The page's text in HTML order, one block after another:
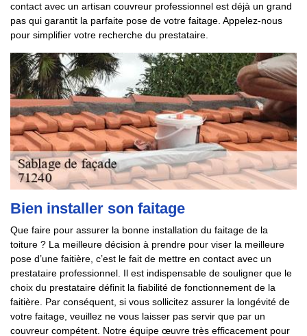
contact avec un artisan couvreur professionnel est déjà un grand
pas qui garantit la parfaite pose de votre faitage. Appelez-nous
pour simplifier votre recherche du prestataire.
Bien installer son faitage
Que faire pour assurer la bonne installation du faitage de la
toiture ? La meilleure décision à prendre pour viser la meilleure
pose d’une faitière, c’est le fait de mettre en contact avec un
prestataire professionnel. Il est indispensable de souligner que le
choix du prestataire définit la fiabilité de fonctionnement de la
faitière. Par conséquent, si vous sollicitez assurer la longévité de
votre faitage, veuillez ne vous laisser pas servir que par un
couvreur compétent. Notre équipe œuvre très efficacement pour